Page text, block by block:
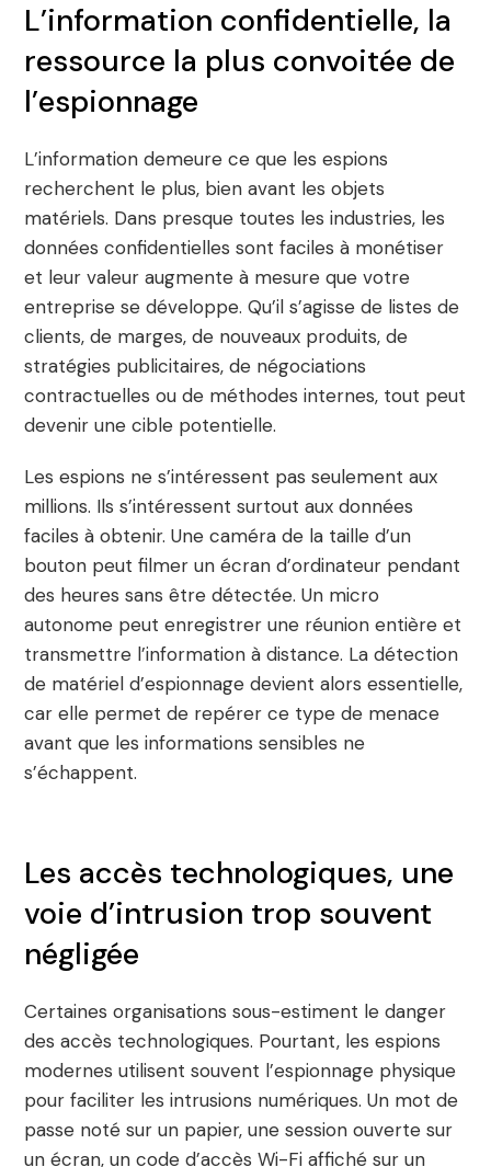
L’information confidentielle, la
ressource la plus convoitée de
l’espionnage
L’information demeure ce que les espions
recherchent le plus, bien avant les objets
matériels. Dans presque toutes les industries, les
données confidentielles sont faciles à monétiser
et leur valeur augmente à mesure que votre
entreprise se développe. Qu’il s’agisse de listes de
clients, de marges, de nouveaux produits, de
stratégies publicitaires, de négociations
contractuelles ou de méthodes internes, tout peut
devenir une cible potentielle.
Les espions ne s’intéressent pas seulement aux
millions. Ils s’intéressent surtout aux données
faciles à obtenir. Une caméra de la taille d’un
bouton peut filmer un écran d’ordinateur pendant
des heures sans être détectée. Un micro
autonome peut enregistrer une réunion entière et
transmettre l’information à distance. La détection
de matériel d’espionnage devient alors essentielle,
car elle permet de repérer ce type de menace
avant que les informations sensibles ne
s’échappent.
Les accès technologiques, une
voie d’intrusion trop souvent
négligée
Certaines organisations sous-estiment le danger
des accès technologiques. Pourtant, les espions
modernes utilisent souvent l’espionnage physique
pour faciliter les intrusions numériques. Un mot de
passe noté sur un papier, une session ouverte sur
un écran, un code d’accès Wi-Fi affiché sur un